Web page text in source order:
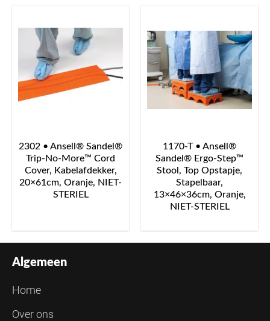
2302 • Ansell® Sandel®
Trip-No-More™ Cord
Cover, Kabelafdekker,
20×61cm, Oranje, NIET-
STERIEL
1170-T • Ansell®
Sandel® Ergo-Step™
Stool, Top Opstapje,
Stapelbaar,
13×46×36cm, Oranje,
NIET-STERIEL
Algemeen
Home
Over ons